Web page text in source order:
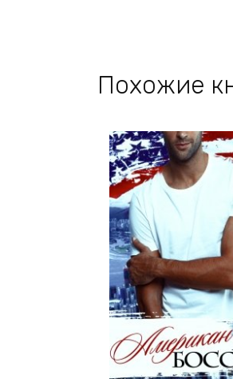
Похожие